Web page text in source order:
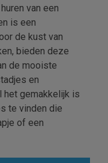
van een
is een
de kust van
bieden deze
de mooiste
en
het gemakkelijk is
te vinden die
of een